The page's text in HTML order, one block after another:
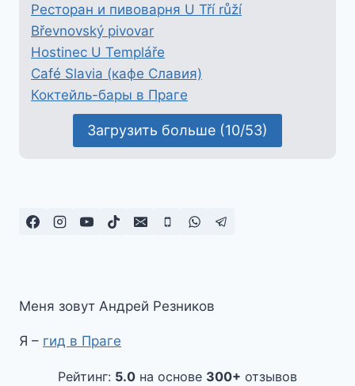
Ресторан и пивоварня U Tří růží
Břevnovský pivovar
Hostinec U Templáře
Café Slavia (кафе Славия)
Коктейль-бары в Праге
Загрузить больше (10/53)
Меня зовут Андрей Резников
Я – гид в Праге
Рейтинг: 5.0 на основе 300+ отзывов